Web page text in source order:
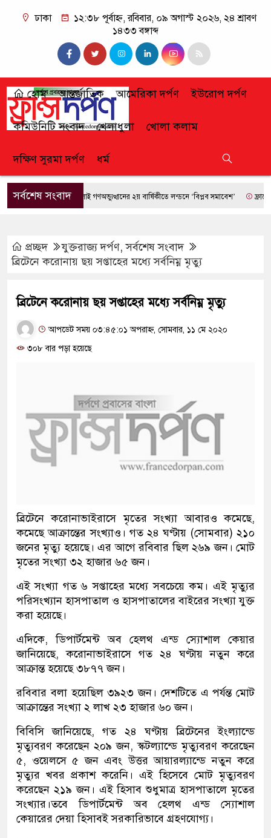
ঢাকা
১২:৩৮ পূর্বাহ্ন, রবিবার, ০৯ অগাস্ট ২০২৬, ২৪ শ্রাবণ
১৪৩৩ বঙ্গাব্দ
হোম আন্তর্জাতিক আমেরিকা দর্পণ ইউরোপ দর্পণ
কমিউনিটি সংবাদ খেলাধুলা খোলা কলাম
দক্ষিণ সুরমা দর্পণ ধর্ম
সর্বশেষ সংবাদজুলাই গণঅভ্যুত্থানের ২য় বার্ষিকীতে লন্ডনে ‘বিপ্লব সমাবেশ’ ফ্রান্সে
প্রচ্ছদ যুক্তরাজ্য দর্পণ,সর্বশেষ সংবাদ
ব্রিটেনে করোনায় ছয় সপ্তাহের মধ্যে সর্বনিম্ন মৃত্যু
ব্রিটেনে করোনায় ছয় সপ্তাহের মধ্যে সর্বনিম্ন মৃত্যু
আপডেট সময় ০৩:৪৫:০১ অপরাহ্ন, সোমবার, ১১ মে ২০২০
৩০৮ বার পড়া হয়েছে
ব্রিটেনে করোনাভাইরাসে মৃতের সংখ্যা আবারও কমেছে,
কমেছে আক্রান্তের সংখ্যাও। গত ২৪ ঘণ্টায় (সোমবার) ২১০
জনের মৃত্যু হয়েছে। এর আগে রবিবার ছিল ২৬৯ জন। মোট
মৃতের সংখ্যা ৩২ হাজার ৬৫ জন।
এই সংখ্যা গত ৬ সপ্তাহের মধ্যে সবচেয়ে কম। এই মৃত্যুর
পরিসংখ্যান হাসপাতাল ও হাসপাতালের বাইরের সংখ্যা যুক্ত
করা হয়েছে।
এদিকে, ডিপার্টমেন্ট অব হেলথ এন্ড স্যোশাল কেয়ার
জানিয়েছে, করোনাভাইরাসে গত ২৪ ঘণ্টায় নতুন করে
আক্রান্ত হয়েছে ৩৮৭৭ জন।
রবিবার বলা হয়েছিল ৩৯২৩ জন। দেশটিতে এ পর্যন্ত মোট
আক্রান্তের সংখ্যা ২ লাখ ২৩ হাজার ৬০ জন।
বিবিসি জানিয়েছে, গত ২৪ ঘণ্টায় ব্রিটেনের ইংল্যান্ডে
মৃত্যুবরণ করেছেন ২০৯ জন, স্কটল্যান্ডে মৃত্যুবরণ করেছেন
৫, ওয়েলসে ৫ জন এবং উত্তর আয়ারল্যান্ডে নতুন করে
মৃত্যুর খবর প্রকাশ করেনি। এই হিসেবে মোট মৃত্যুবরণ
করেছেন ২১৯ জন। এই হিসাব শুধুমাত্র হাসপাতালে মৃতের
সংখ্যার।তবে ডিপার্টমেন্ট অব হেলথ এন্ড স্যোশাল
কেয়ারের দেয়া হিসাবই সরকারিভাবে গ্রহণযোগ্য।